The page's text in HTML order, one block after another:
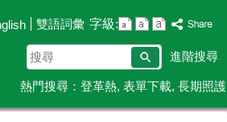
雙語詞彙 字級:
搜
尋
進階搜尋
熱門搜尋： 登革熱 表單下載 長期照護